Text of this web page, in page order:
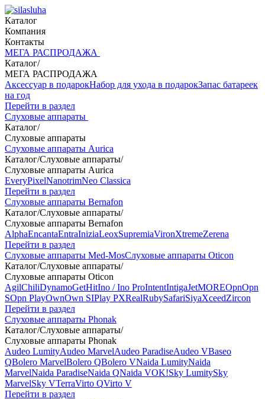
Каталог
Компания
Контакты
МЕГА РАСПРОДАЖА
Каталог/
МЕГА РАСПРОДАЖА
Аксессуар в подарокНабор для ухода в подарокЗапас батареек
на год
Перейти в раздел
Слуховые аппараты
Каталог/
Слуховые аппараты
Слуховые аппараты Aurica
Каталог/Слуховые аппараты/
Слуховые аппараты Aurica
EveryPixelNanotrimNeo Classica
Перейти в раздел
Слуховые аппараты Bernafon
Каталог/Слуховые аппараты/
Слуховые аппараты Bernafon
AlphaEncantaEntraIniziaLeoxSupremiaVironXtremeZerena
Перейти в раздел
Слуховые аппараты Med-MosСлуховые аппараты Oticon
Каталог/Слуховые аппараты/
Слуховые аппараты Oticon
AgilChiliDynamoGetHitIno / Ino ProIntentIntigaJetMOREOpnOpn
SOpn PlayOwnOwn SIPlay PXRealRubySafariSiyaXceedZircon
Перейти в раздел
Слуховые аппараты Phonak
Каталог/Слуховые аппараты/
Слуховые аппараты Phonak
Audeo LumityAudeo MarvelAudeo ParadiseAudeo VBaseo
QBolero MarvelBolero QBolero VNaida LumityNaida
MarvelNaida ParadiseNaida QNaida VOK!Sky LumitySky
MarvelSky VTerraVirto QVirto V
Перейти в раздел